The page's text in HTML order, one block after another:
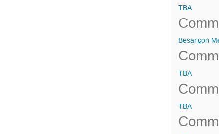
TBA
Besançon
TBA
TBA